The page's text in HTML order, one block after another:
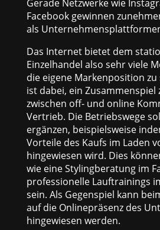
Gerade Netzwerke wie
Facebook gewinnen
als
Das Internet bietet dem
Einzelhandel also sehr viele
die eigene Markenposition
ist dabei, ein Zusammenspiel
zwischen off- und online
Vertrieb. Die Betriebswege
ergänzen, beispielsweise
Vorteile des Kaufs im Laden
hingewiesen wird. Dies
wie eine Stylingberatung im
professionelle Lauftrainings
sein. Als Gegenspiel kann
auf die Onlinepräsenz des
hingewiesen werden.